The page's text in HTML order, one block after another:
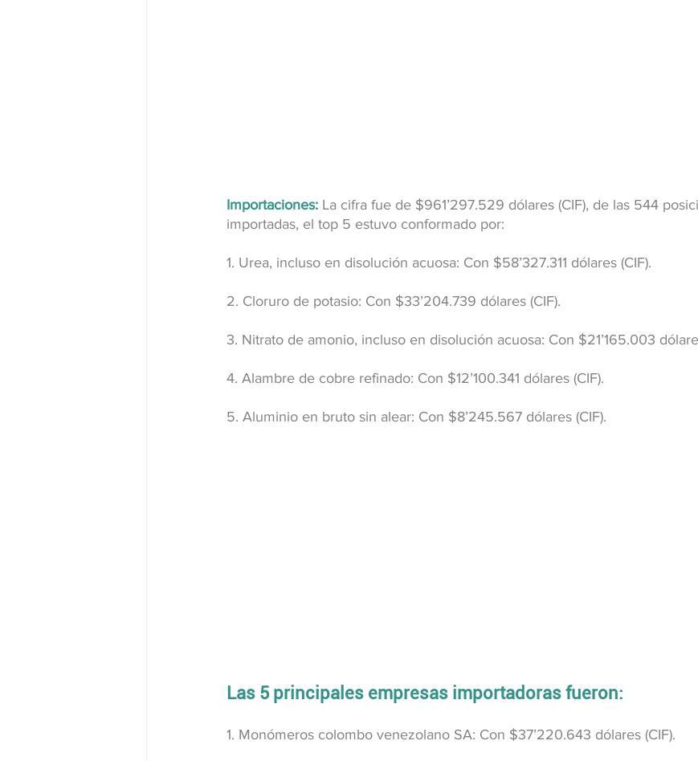
Importaciones: La cifra fue de $961’297.529 dólares (CIF), de las 544
importadas, el top 5 estuvo conformado por:
1. Urea, incluso en disolución acuosa: Con $58’327.311 dólares (CIF).
2. Cloruro de potasio: Con $33’204.739 dólares (CIF).
3. Nitrato de amonio, incluso en disolución acuosa: Con $21’165.003
4. Alambre de cobre refinado: Con $12’100.341 dólares (CIF).
5. Aluminio en bruto sin alear: Con $8’245.567 dólares (CIF).
Las 5 principales empresas importadoras fueron:
1. Monómeros colombo venezolano SA: Con $37’220.643 dólares (CIF).